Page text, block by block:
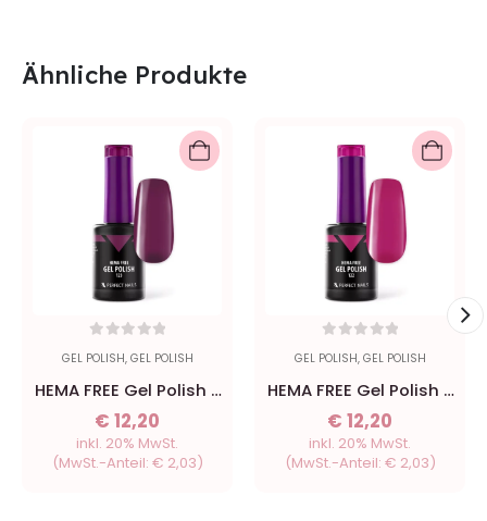
Ähnliche Produkte
GEL POLISH, GEL POLISH
HEMA FREE Gel Polish -
123 Maroon - 8ml
€ 12,20
inkl. 20% MwSt.
(MwSt.-Anteil: € 2,03)
GEL POLISH, GEL POLISH
HEMA FREE Gel Polish -
122 Berry - 8ml
€ 12,20
inkl. 20% MwSt.
(MwSt.-Anteil: € 2,03)